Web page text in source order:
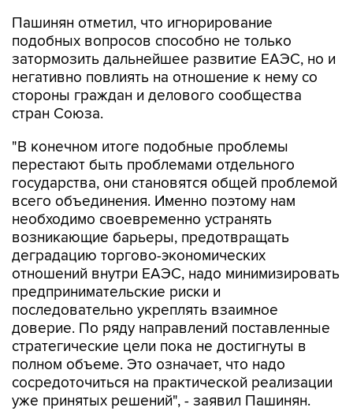
Пашинян отметил, что игнорирование
подобных вопросов способно не только
затормозить дальнейшее развитие ЕАЭС, но и
негативно повлиять на отношение к нему со
стороны граждан и делового сообщества
стран Союза.
"В конечном итоге подобные проблемы
перестают быть проблемами отдельного
государства, они становятся общей проблемой
всего объединения. Именно поэтому нам
необходимо своевременно устранять
возникающие барьеры, предотвращать
деградацию торгово-экономических
отношений внутри ЕАЭС, надо минимизировать
предпринимательские риски и
последовательно укреплять взаимное
доверие. По ряду направлений поставленные
стратегические цели пока не достигнуты в
полном объеме. Это означает, что надо
сосредоточиться на практической реализации
уже принятых решений", - заявил Пашинян.